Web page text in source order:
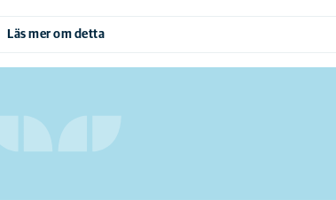
Läs mer om detta